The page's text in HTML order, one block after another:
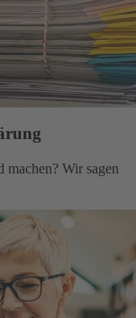
machen? Wir sagen